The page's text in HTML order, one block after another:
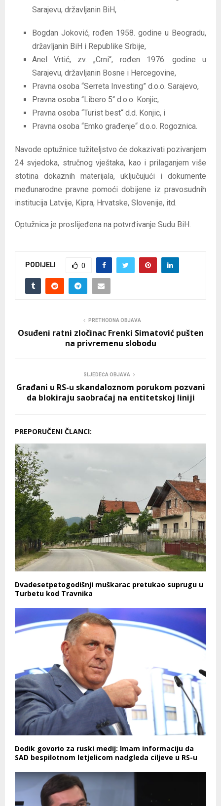
Sarajevu, državljanin BiH,
Bogdan Joković, rođen 1958. godine u Beogradu,
državljanin BiH i Republike Srbije,
Anel Vrtić, zv. „Crni“, rođen 1976. godine u
Sarajevu, državljanin Bosne i Hercegovine,
Pravna osoba “Serreta Investing” d.o.o. Sarajevo,
Pravna osoba “Libero 5“ d.o.o. Konjic,
Pravna osoba “Turist best“ d.d. Konjic, i
Pravna osoba “Emko građenje“ d.o.o. Rogoznica.
Navode optužnice tužiteljstvo će dokazivati pozivanjem
24 svjedoka, stručnog vještaka, kao i prilaganjem više
stotina dokaznih materijala, uključujući i dokumente
međunarodne pravne pomoći dobijene iz pravosudnih
institucija Latvije, Kipra, Hrvatske, Slovenije, itd.
Optužnica je proslijeđena na potvrđivanje Sudu BiH.
PODIJELI 0
PRETHODNA OBJAVA
Osuđeni ratni zločinac Frenki Simatović pušten
na privremenu slobodu
SLJEDEĆA OBJAVA
Građani u RS-u skandaloznom porukom pozvani
da blokiraju saobraćaj na entitetskoj liniji
PREPORUČENI ČLANCI:
Dvadesetpetogodišnji muškarac pretukao suprugu u
Turbetu kod Travnika
Dodik govorio za ruski medij: Imam informaciju da
SAD bespilotnom letjelicom nadgleda ciljeve u RS-u